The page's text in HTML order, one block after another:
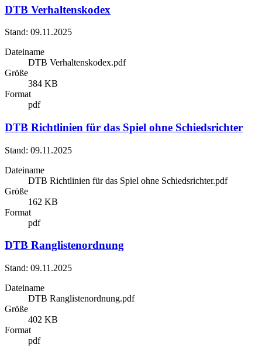
DTB Verhaltenskodex
Stand: 09.11.2025
Dateiname
DTB Verhaltenskodex.pdf
Größe
384 KB
Format
pdf
DTB Richtlinien für das Spiel ohne Schiedsrichter
Stand: 09.11.2025
Dateiname
DTB Richtlinien für das Spiel ohne Schiedsrichter.pdf
Größe
162 KB
Format
pdf
DTB Ranglistenordnung
Stand: 09.11.2025
Dateiname
DTB Ranglistenordnung.pdf
Größe
402 KB
Format
pdf